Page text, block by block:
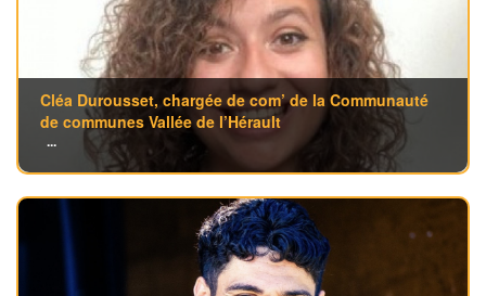
Cléa Durousset, chargée de com’ de la Communauté
de communes Vallée de l’Hérault
...